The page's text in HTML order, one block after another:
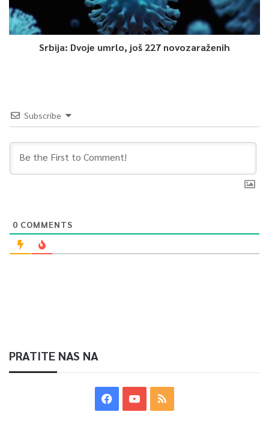
Srbija: Dvoje umrlo, još 227 novozaraženih
Subscribe
0 COMMENTS
PRATITE NAS NA